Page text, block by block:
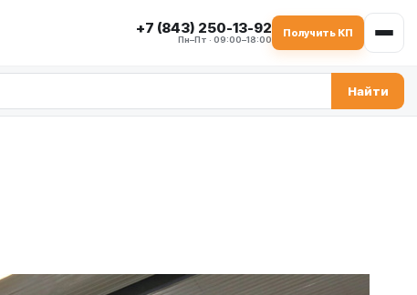
+7 (843) 250-13-92
Пн–Пт · 09:00–18:00
Получить КП
Найти